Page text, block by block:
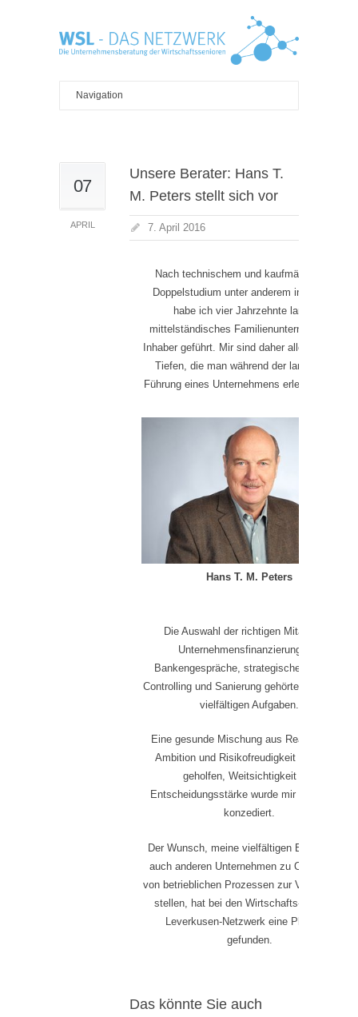
07
APRIL
Unsere Berater: Hans T.
M. Peters stellt sich vor
7. April 2016
Nach technischem und kaufmännischem
Doppelstudium unter anderem in den USA
habe ich vier Jahrzehnte lang ein
mittelständisches Familienunternehmen als
Inhaber geführt. Mir sind daher alle Höhen und
Tiefen, die man während der langjährigen
Führung eines Unternehmens erlebt, bekannt.
Hans T. M. Peters
Die Auswahl der richtigen Mitarbeiter,
Unternehmensfinanzierung und
Bankengespräche, strategische Planung,
Controlling und Sanierung gehörten zu meinen
vielfältigen Aufgaben.
Eine gesunde Mischung aus Realitätssinn,
Ambition und Risikofreudigkeit haben mir
geholfen, Weitsichtigkeit und
Entscheidungsstärke wurde mir von Dritten
konzediert.
Der Wunsch, meine vielfältigen Erfahrungen
auch anderen Unternehmen zu Optimierung
von betrieblichen Prozessen zur Verfügung zu
stellen, hat bei den Wirtschafts-Senioren-
Leverkusen-Netzwerk eine Plattform
gefunden.
Das könnte Sie auch